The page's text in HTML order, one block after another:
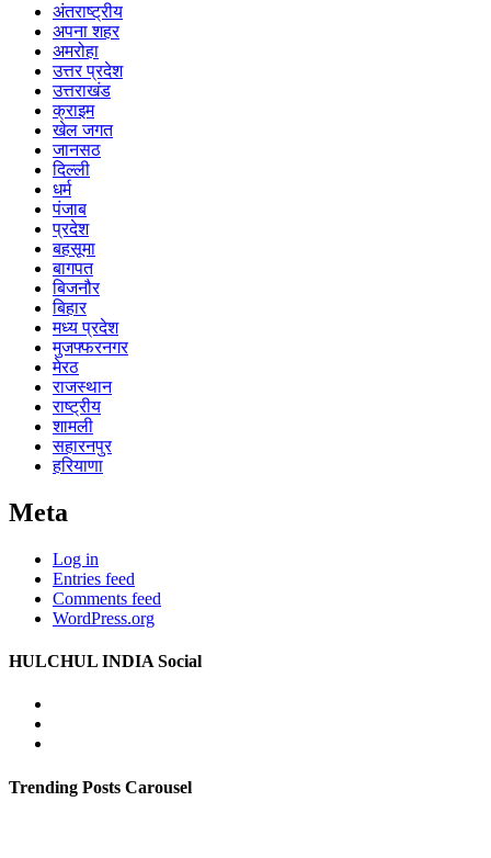
अंतराष्ट्रीय
अपना शहर
अमरोहा
उत्तर प्रदेश
उत्तराखंड
क्राइम
खेल जगत
जानसठ
दिल्ली
धर्म
पंजाब
प्रदेश
बहसूमा
बागपत
बिजनौर
बिहार
मध्य प्रदेश
मुजफ्फरनगर
मेरठ
राजस्थान
राष्ट्रीय
शामली
सहारनपुर
हरियाणा
Meta
Log in
Entries feed
Comments feed
WordPress.org
HULCHUL INDIA Social
Trending Posts Carousel